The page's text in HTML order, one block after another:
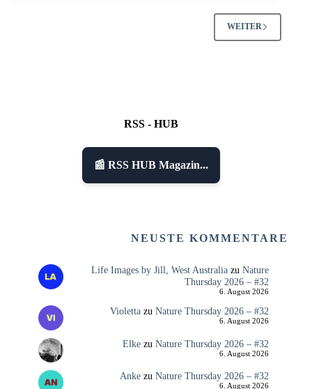
WEITER
RSS - HUB
📰 RSS HUB Magazin...
NEUSTE KOMMENTARE
Life Images by Jill, West Australiazu Nature
Thursday 2026 – #32
6. August 2026
Violettazu Nature Thursday 2026 – #32
6. August 2026
Elkezu Nature Thursday 2026 – #32
6. August 2026
Ankezu Nature Thursday 2026 – #32
6. August 2026